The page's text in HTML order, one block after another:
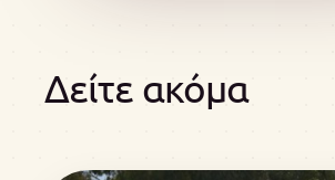
Δείτε ακόμα